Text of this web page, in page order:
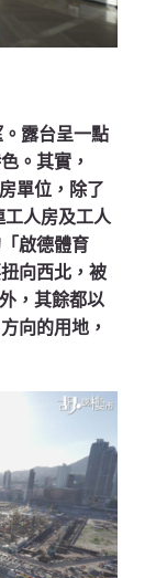
露台呈一點
。其實，
單位，除了
人房及工人
啟德體育
向西北，被
，其餘都以
向的用地，